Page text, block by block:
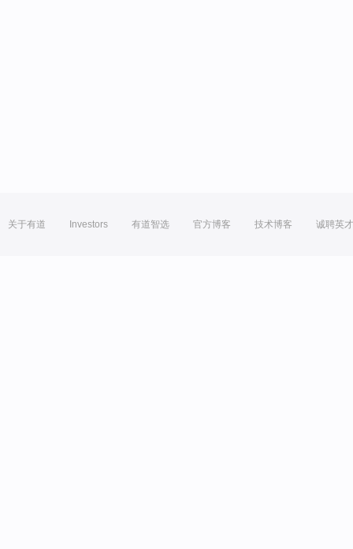
关于有道 Investors 有道智选 官方博客 技术博客 诚聘英才